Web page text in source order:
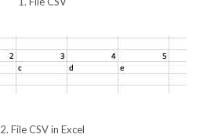
2. File CSV in Excel